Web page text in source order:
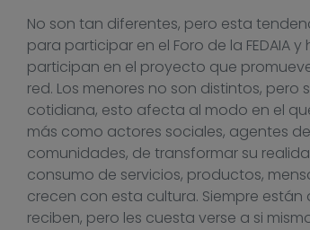
No son tan diferentes, pero esta
para participar en el Foro de la
participan en el proyecto que
red. Los menores no son distintos,
cotidiana, esto afecta al modo en el
más como actores sociales, agentes
comunidades, de transformar su
consumo de servicios, productos,
crecen con esta cultura. Siempre
reciben, pero les cuesta verse a si